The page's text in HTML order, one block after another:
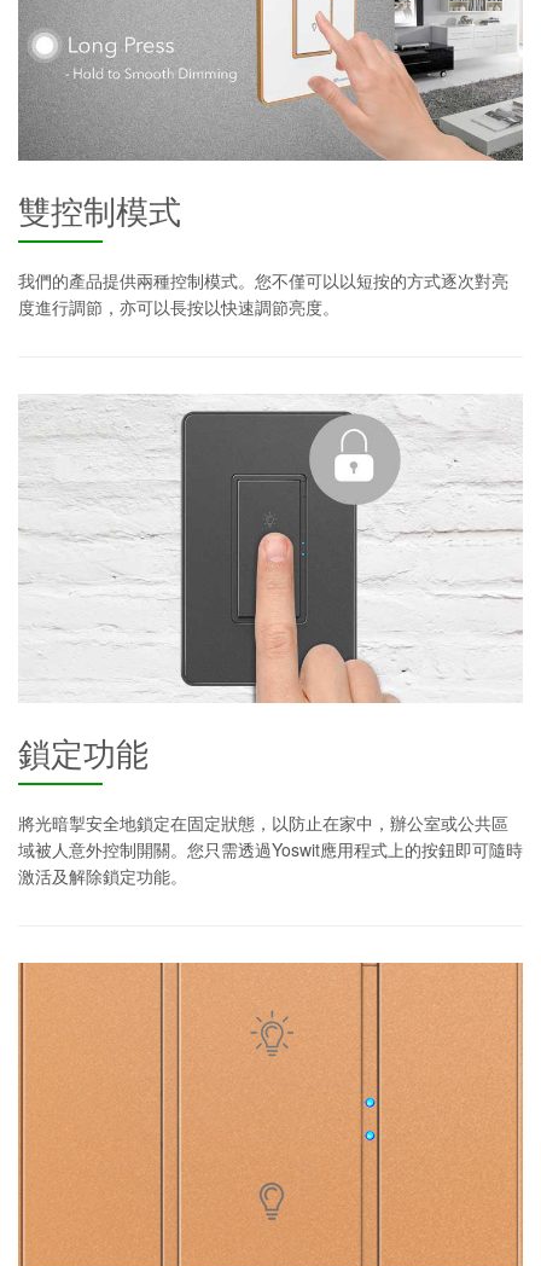
雙控制模式
我們的產品提供兩種控制模式。您不僅可以以短按的方式逐次對亮
度進行調節，亦可以長按以快速調節亮度。
鎖定功能
將光暗掣安全地鎖定在固定狀態，以防止在家中，辦公室或公共區
域被人意外控制開關。您只需透過Yoswit應用程式上的按鈕即可隨時
激活及解除鎖定功能。